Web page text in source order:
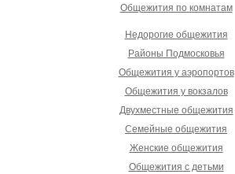
Общежития по комнатам
Недорогие общежития
Районы Подмосковья
Общежития у аэропортов
Общежития у вокзалов
Двухместные общежития
Семейные общежития
Женские общежития
Общежития с детьми